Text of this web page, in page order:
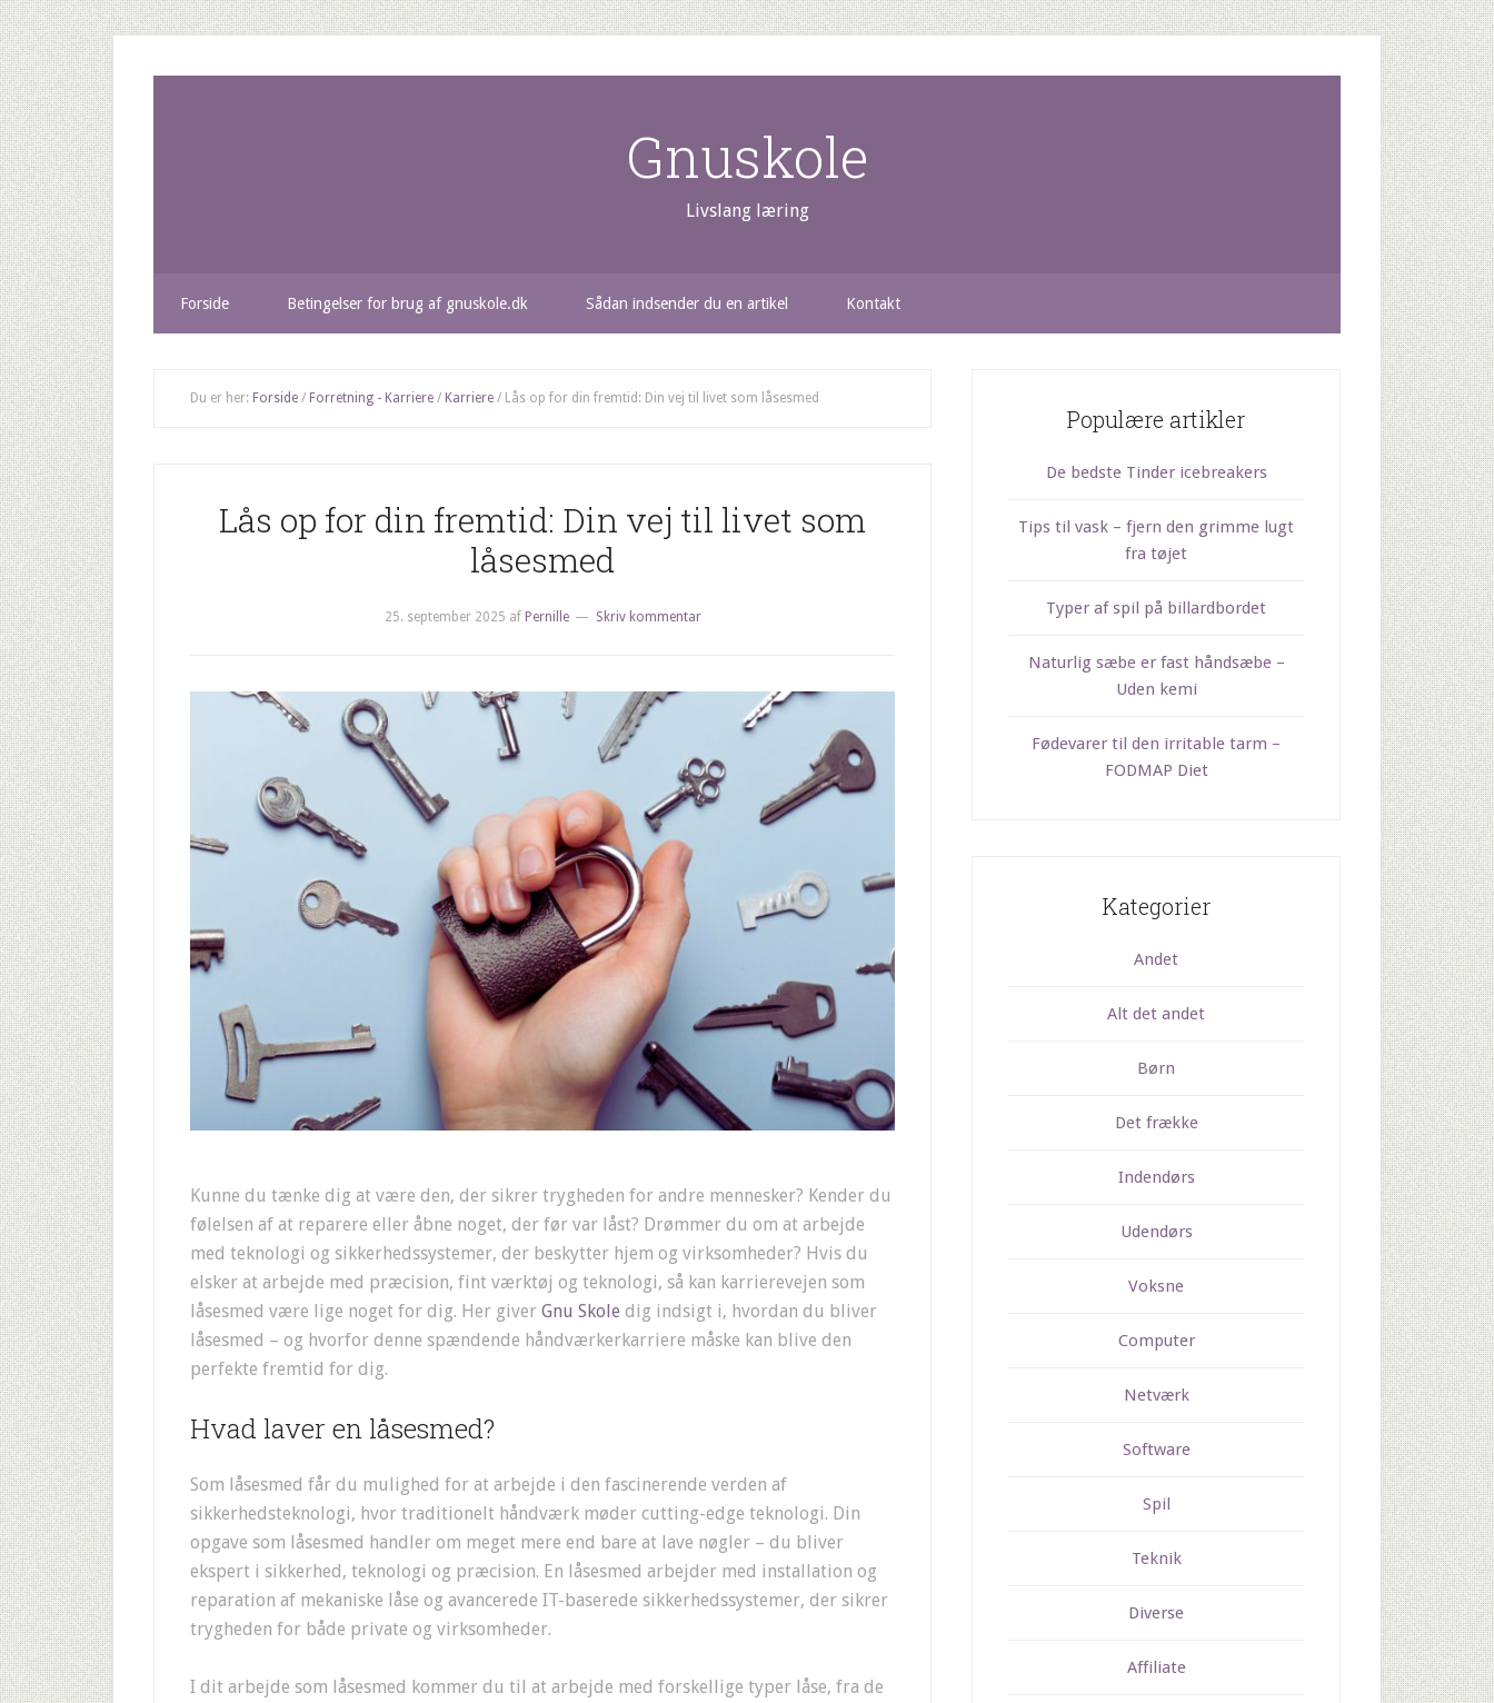
Gnuskole
Livslang læring
Forside Betingelser for brug af gnuskole.dk Sådan indsender du en artikel Kontakt
Du er her: Forside / Forretning - Karriere / Karriere / Lås op for din fremtid: Din vej til livet som låsesmed
Lås op for din fremtid: Din vej til livet som
låsesmed
25. september 2025 af Pernille Skriv kommentar
Kunne du tænke dig at være den, der sikrer trygheden for andre mennesker? Kender du
følelsen af at reparere eller åbne noget, der før var låst? Drømmer du om at arbejde
med teknologi og sikkerhedssystemer, der beskytter hjem og virksomheder? Hvis du
elsker at arbejde med præcision, fint værktøj og teknologi, så kan karrierevejen som
låsesmed være lige noget for dig. Her giver Gnu Skole dig indsigt i, hvordan du bliver
låsesmed – og hvorfor denne spændende håndværkerkarriere måske kan blive den
perfekte fremtid for dig.
Hvad laver en låsesmed?
Som låsesmed får du mulighed for at arbejde i den fascinerende verden af
sikkerhedsteknologi, hvor traditionelt håndværk møder cutting-edge teknologi. Din
opgave som låsesmed handler om meget mere end bare at lave nøgler – du bliver
ekspert i sikkerhed, teknologi og præcision. En låsesmed arbejder med installation og
reparation af mekaniske låse og avancerede IT-baserede sikkerhedssystemer, der sikrer
trygheden for både private og virksomheder.
I dit arbejde som låsesmed kommer du til at arbejde med forskellige typer låse, fra de
Populære artikler
De bedste Tinder icebreakers
Tips til vask – fjern den grimme lugt
fra tøjet
Typer af spil på billardbordet
Naturlig sæbe er fast håndsæbe –
Uden kemi
Fødevarer til den irritable tarm –
FODMAP Diet
Kategorier
Andet
Alt det andet
Børn
Det frække
Indendørs
Udendørs
Voksne
Computer
Netværk
Software
Spil
Teknik
Diverse
Affiliate